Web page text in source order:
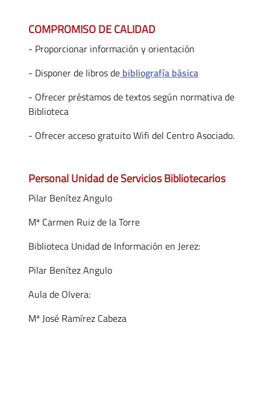
COMPROMISO DE CALIDAD
- Proporcionar información y orientación
- Disponer de libros de bibliografía básica
- Ofrecer préstamos de textos según normativa de
Biblioteca
- Ofrecer acceso gratuito Wifi del Centro Asociado.
Personal Unidad de Servicios Bibliotecarios
Pilar Benítez Angulo
Mª Carmen Ruiz de la Torre
Biblioteca Unidad de Información en Jerez:
Pilar Benítez Angulo
Aula de Olvera:
Mª José Ramírez Cabeza